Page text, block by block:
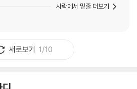
브뤼셀판타스틱 영화제, 제14회 퓨처필
니메이션 부문에 노미네이트 되며 전세계 다
축복일까요?”라는 메시지가 관객들에게
회자되고 있는 작품 중 하나이다.
사락에서 밑줄 더보기
새로보기 1/10